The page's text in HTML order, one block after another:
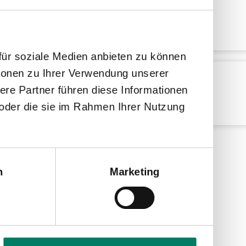
soziale Medien anbieten zu können
zu Ihrer Verwendung unserer
Partner führen diese Informationen
die sie im Rahmen Ihrer Nutzung
Marketing